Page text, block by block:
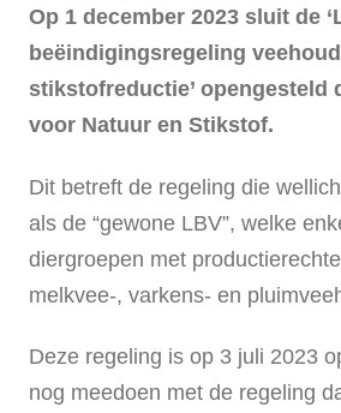
Op 1 december 2023 sluit de
beëindigingsregeling
stikstofreductie’ opengesteld
voor Natuur en Stikstof.
Dit betreft de regeling die
als de “gewone LBV”, welke
diergroepen met
melkvee-, varkens- en
Deze regeling is op 3 juli 2023
nog meedoen met de regeling